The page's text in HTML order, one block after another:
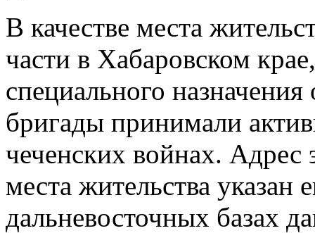
В качестве места
части в Хабаровском
специального
бригады принимали
чеченских войнах. Адрес
места жительства указан
дальневосточных базах